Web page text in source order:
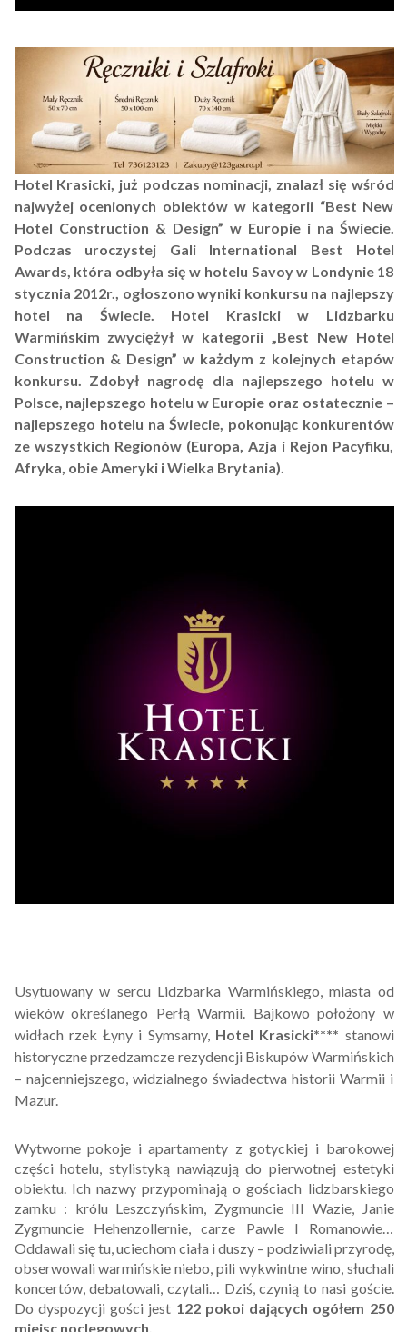
Hotel Krasicki, już podczas nominacji, znalazł się wśród
najwyżej ocenionych obiektów w kategorii “Best New
Hotel Construction & Design” w Europie i na Świecie.
Podczas uroczystej Gali International Best Hotel
Awards, która odbyła się w hotelu Savoy w Londynie 18
stycznia 2012r., ogłoszono wyniki konkursu na najlepszy
hotel na Świecie. Hotel Krasicki w Lidzbarku
Warmińskim zwyciężył w kategorii „Best New Hotel
Construction & Design” w każdym z kolejnych etapów
konkursu. Zdobył nagrodę dla najlepszego hotelu w
Polsce, najlepszego hotelu w Europie oraz ostatecznie –
najlepszego hotelu na Świecie, pokonując konkurentów
ze wszystkich Regionów (Europa, Azja i Rejon Pacyfiku,
Afryka, obie Ameryki i Wielka Brytania).
Usytuowany w sercu Lidzbarka Warmińskiego, miasta od
wieków określanego Perłą Warmii. Bajkowo położony w
widłach rzek Łyny i Symsarny, Hotel Krasicki**** stanowi
historyczne przedzamcze rezydencji Biskupów Warmińskich
– najcenniejszego, widzialnego świadectwa historii Warmii i
Mazur.
Wytworne pokoje i apartamenty z gotyckiej i barokowej
części hotelu, stylistyką nawiązują do pierwotnej estetyki
obiektu. Ich nazwy przypominają o gościach lidzbarskiego
zamku : królu Leszczyńskim, Zygmuncie III Wazie, Janie
Zygmuncie Hehenzollernie, carze Pawle I Romanowie…
Oddawali się tu, uciechom ciała i duszy – podziwiali przyrodę,
obserwowali warmińskie niebo, pili wykwintne wino, słuchali
koncertów, debatowali, czytali… Dziś, czynią to nasi goście.
Do dyspozycji gości jest 122 pokoi dających ogółem 250
miejsc noclegowych.